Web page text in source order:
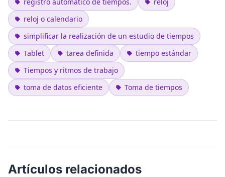
reloj o calendario
simplificar la realización de un estudio de tiempos
Tablet
tarea definida
tiempo estándar
Tiempos y ritmos de trabajo
toma de datos eficiente
Toma de tiempos
Artículos relacionados